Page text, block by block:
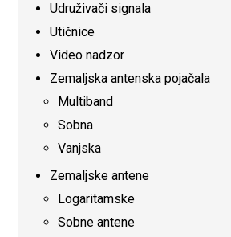
Udruživači signala
Utičnice
Video nadzor
Zemaljska antenska pojačala
Multiband
Sobna
Vanjska
Zemaljske antene
Logaritamske
Sobne antene